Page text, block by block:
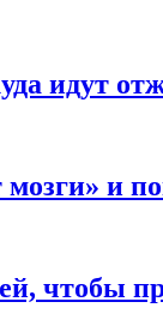
идут
и
чтобы